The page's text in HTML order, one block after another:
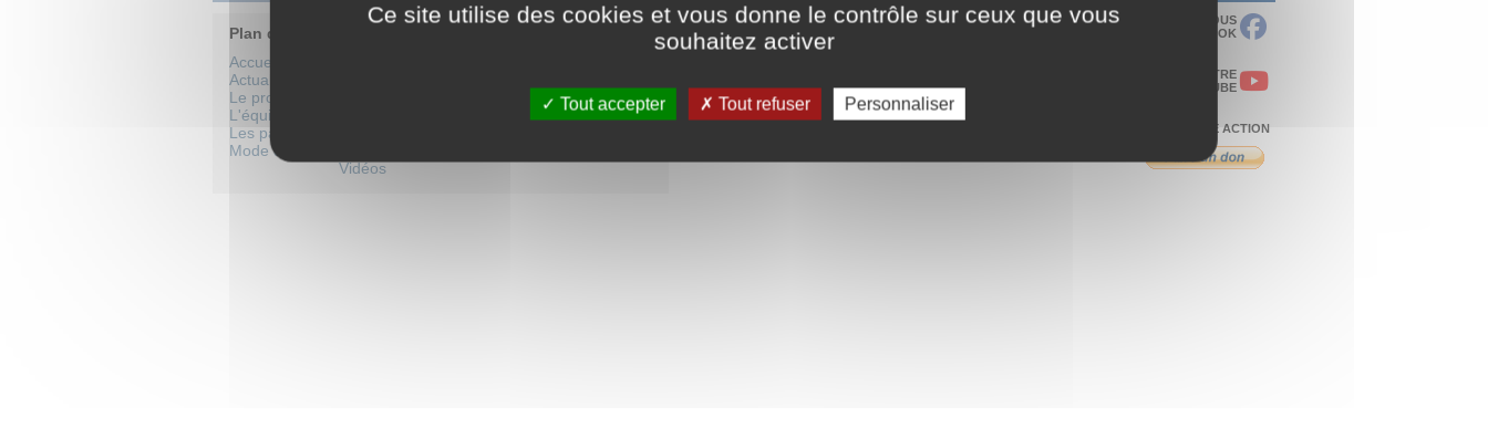
Plan du site
Accueil
Actualités
Le projet
L'équipe
Les partenaires
Mode d'emploi
Vidéos
Contact
Newsletter mensuelle
RETROUVEZ-NOUS
SUR FACEBOOK
VISITEZ NOTRE
CHAÎNE YOUTUBE
SOUTENEZ NOTRE ACTION
Ce site utilise des cookies et vous donne le contrôle sur ceux que vous
souhaitez activer
Tout accepter Tout refuser Personnaliser